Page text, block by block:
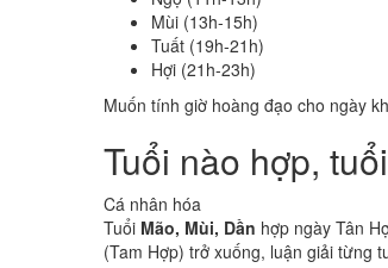
Mùi (13h-15h)
Tuất (19h-21h)
Hợi (21h-23h)
Muốn tính giờ hoàng đạo cho ngày
Tuổi nào hợp,
Cá nhân hóa
Tuổi Mão, Mùi, Dần hợp ngày Tân
(Tam Hợp) trở xuống, luận giải từng